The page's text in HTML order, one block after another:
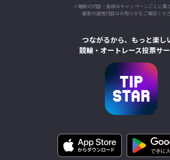
※報酬の内容・金額はキャンペーンごとに異な
最新の適用内容はお知らせをご確認くださ
つながるから、もっと楽し
競輪・オートレース投票サ